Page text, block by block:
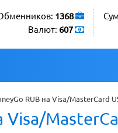
1368
Валют: 607
RUB на Visa/MasterCard